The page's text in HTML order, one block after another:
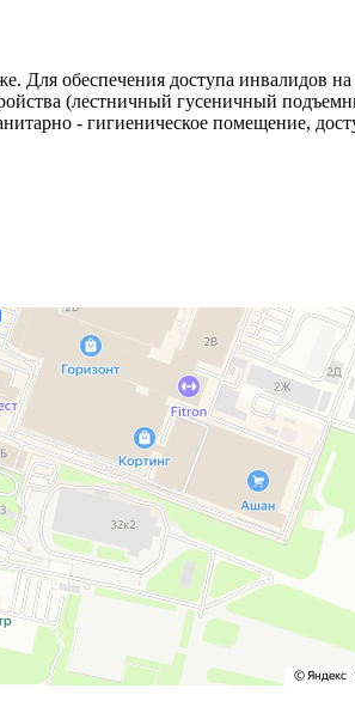
Для обеспечения доступа инвалидов
(лестничный гусеничный
- гигиеническое помещение,